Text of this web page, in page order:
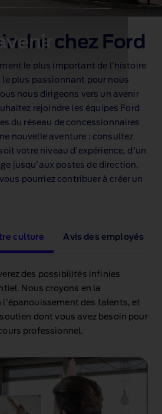
chez Ford
le plus important de l’histoire
le plus passionnant pour nous
nous dirigeons vers un avenir
rejoindre les équipes Ford
du réseau de concessionnaires
nouvelle aventure : consultez
votre niveau d’expérience, d'un
jusqu’aux postes de direction,
pourriez contribuer à créer un
culture Avis des employés
des possibilités infinies
Nous croyons en la
l’épanouissement des talents, et
dont vous avez besoin pour
professionnel.